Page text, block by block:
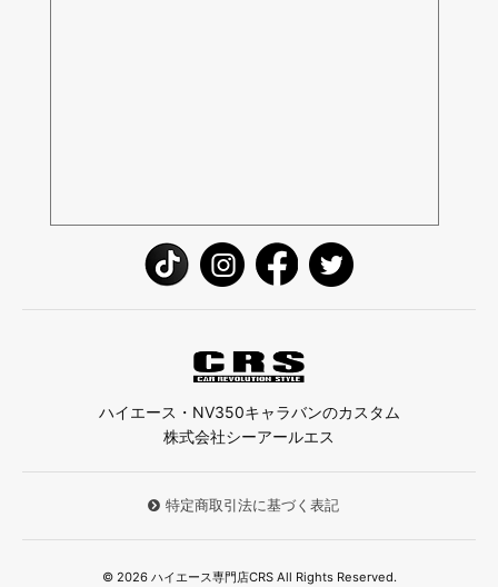
ハイエース・NV350キャラバンのカスタム
株式会社シーアールエス
特定商取引法に基づく表記
© 2026 ハイエース専門店CRS All Rights Reserved.